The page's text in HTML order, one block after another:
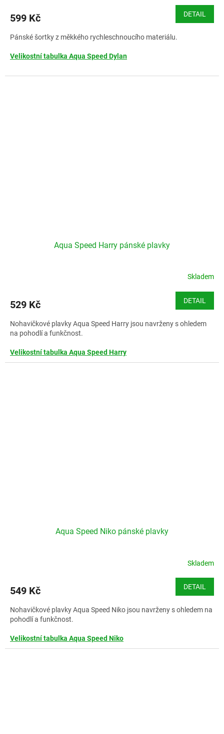
599 Kč DETAIL
Pánské šortky z měkkého rychleschnoucího materiálu.
Velikostní tabulka Aqua Speed Dylan
Aqua Speed Harry pánské plavky
Skladem
529 Kč DETAIL
Nohavičkové plavky Aqua Speed Harry jsou navrženy s ohledem
na pohodlí a funkčnost.
Velikostní tabulka Aqua Speed Harry
Aqua Speed Niko pánské plavky
Skladem
549 Kč DETAIL
Nohavičkové plavky Aqua Speed Niko jsou navrženy s ohledem na
pohodlí a funkčnost.
Velikostní tabulka Aqua Speed Niko